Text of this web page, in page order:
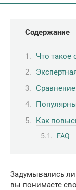
Содержание
Что такое
Как
FAQ
Задумывались
вы понимаете